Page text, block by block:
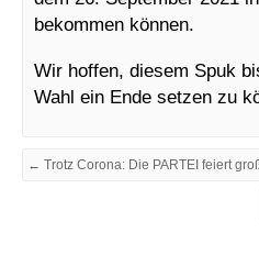
bekommen können.
Wir hoffen, diesem Spuk
Wahl ein Ende setzen zu